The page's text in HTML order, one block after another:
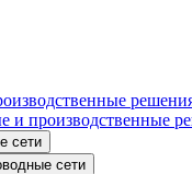
и производственные
сети
сети